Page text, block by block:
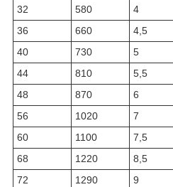
32
580 4
36
660 4,5
40
730 5
44
810 5,5
48
870 6
56
1020 7
60
1100 7,5
68
1220 8,5
72
1290 9